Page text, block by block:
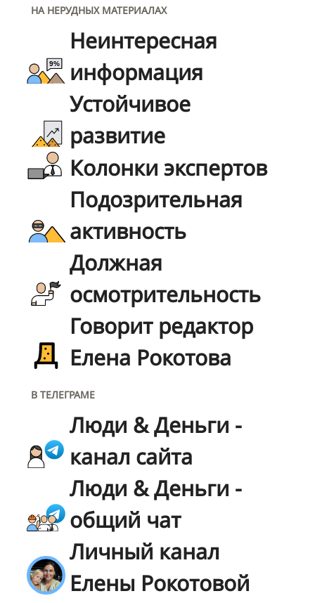
НА НЕРУДНЫХ МАТЕРИАЛАХ
Неинтересная
информация
Устойчивое
развитие
Колонки экспертов
Подозрительная
активность
Должная
осмотрительность
Говорит редактор
Елена Рокотова
В ТЕЛЕГРАМЕ
Люди & Деньги -
канал сайта
Люди & Деньги -
общий чат
Личный канал
Елены Рокотовой